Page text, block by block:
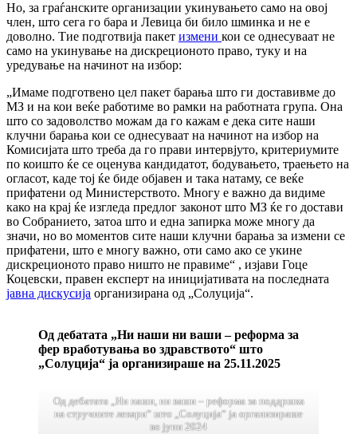
Но, за граѓанските организации укинувањето само на овој
член, што сега го бара и Левица би било шминка и не е
доволно. Тие подготвија пакет измени кои се однесуваат не
само на укинување на дискреционото право, туку и на
уредување на начинот на избор:
„Имаме подготвено цел пакет барања што ги доставивме до
МЗ и на кои веќе работиме во рамки на работната група. Она
што со задоволство можам да го кажам е дека сите наши
клучни барања кои се однесуваат на начинот на избор на
Комисијата што треба да го прави интервјуто, критериумите
по коишто ќе се оценува кандидатот, бодувањето, траењето на
огласот, каде тој ќе биде објавен и така натаму, се веќе
прифатени од Министерството. Многу е важно да видиме
како на крај ќе изгледа предлог законот што МЗ ќе го достави
во Собранието, затоа што и една запирка може многу да
значи, но во моментов сите наши клучни барања за измени се
прифатени, што е многу важно, оти само ако се укине
дискреционото право ништо не правиме“ , изјави Гоце
Коцевски, правен експерт на иницијативата на последната
јавна дискусија организирана од „Солуција“.
Од дебатата „Ни наши ни ваши – реформа за
фер вработувања во здравството“ што
„Солуција“ ја организираше на 25.11.2025
Од дебатата „Ни наши, ни ваши – реформа за поддршка
на стручните лекари“ што „Солуција“ ја организираше
во јуни 2024